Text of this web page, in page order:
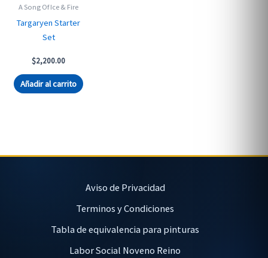
A Song Of Ice & Fire
Targaryen Starter
Set
$2,200.00
Añadir al carrito
Aviso de Privacidad
Terminos y Condiciones
Tabla de equivalencia para pinturas
Labor Social Noveno Reino